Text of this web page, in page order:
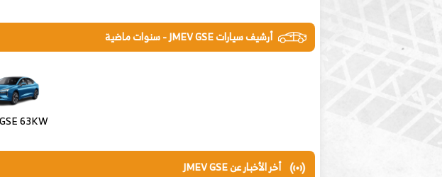
أرشيف سيارات JMEV GSE - سنوات ماضية
63KW
أخر الأخبار عن JMEV GSE